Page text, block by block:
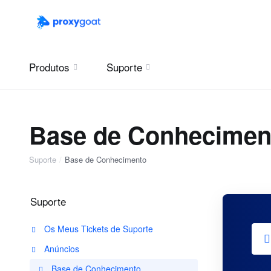
Produtos Suporte
Base de
Suporte Base de Conhecimento
Suporte
Os Meus Tickets de Suporte
Anúncios
Base de Conhecimento